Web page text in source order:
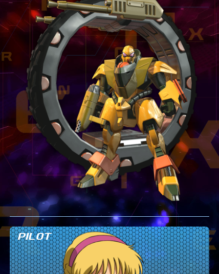
MAXI BOOST ON
マキシブーストオン
BEGINNER'S GUIDE
初心者指南
TECHNIQUE
テクニック
GLOSSARY
用語集
BUTTON PLACEMENT
ゲームパッドボタン配置
TWITTER
ツイッター
YOUTUBE
ユーチューブ
PILOT